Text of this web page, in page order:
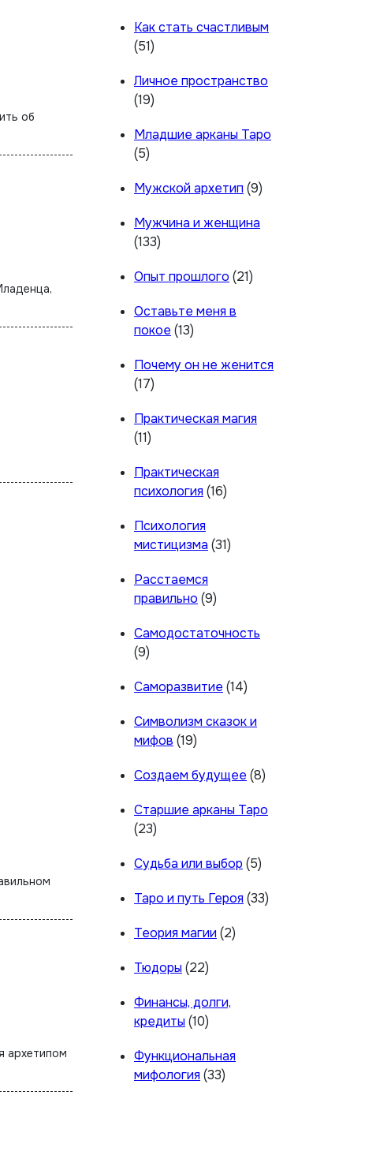
Как стать счастливым
(51)
Личное пространство
(19)
Младшие арканы Таро
(5)
Мужской архетип (9)
Мужчина и женщина
(133)
Опыт прошлого (21)
Оставьте меня в
покое (13)
Почему он не женится
(17)
Практическая магия
(11)
Практическая
психология (16)
Психология
мистицизма (31)
Расстаемся
правильно (9)
Самодостаточность
(9)
Саморазвитие (14)
Символизм сказок и
мифов (19)
Создаем будущее (8)
Старшие арканы Таро
(23)
Судьба или выбор (5)
Таро и путь Героя (33)
Теория магии (2)
Тюдоры (22)
Финансы, долги,
кредиты (10)
Функциональная
мифология (33)